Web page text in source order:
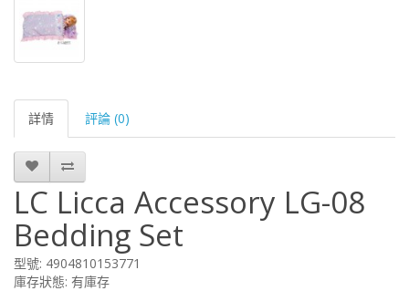
詳情 評論 (0)
LC Licca Accessory LG-08
Bedding Set
型號: 4904810153771
庫存狀態: 有庫存